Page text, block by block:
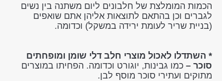
הכמות המומלצת של חלבונים ליום משתנה בין נשים
לגברים וכן בהתאם לתוצאות אליהן אתם שואפים
(בניית שריר לעומת ירידה במשקל) וכדומה.
* השתדלו לאכול מוצרי חלב דלי שומן ומופחתים
סוכר – כמו גבינות, יוגורט וכדומה. הפחיתו במוצרים
מתוקים ועתירי סוכר מוסף לבן.